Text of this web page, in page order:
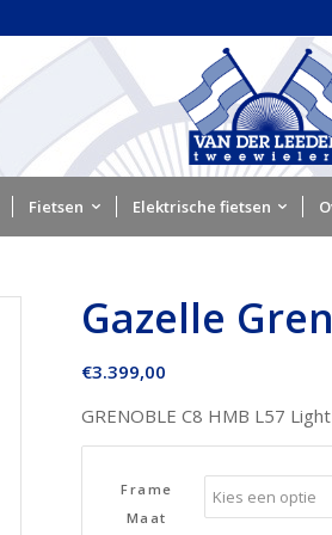
Fietsen Elektrische fietsen
Gazelle
€3.399,00
GRENOBLE C8 HMB L57
Frame
Maat